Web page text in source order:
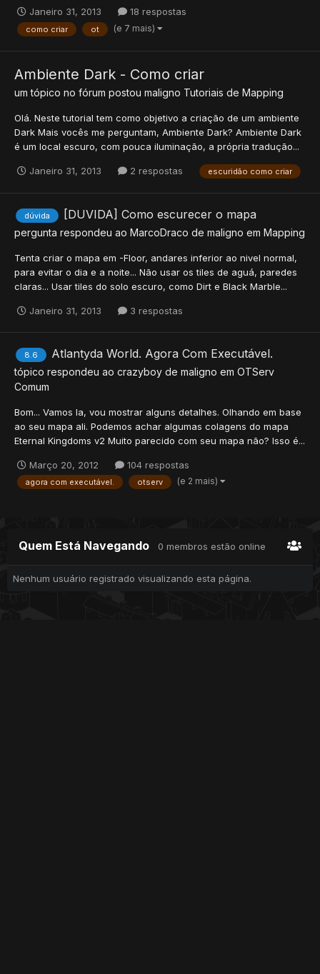
Janeiro 31, 2013 18 respostas
como criar ot (e 7 mais)
Ambiente Dark - Como criar
um tópico no fórum postou maligno Tutoriais de Mapping
Olá. Neste tutorial tem como objetivo a criação de um ambiente
Dark Mais vocês me perguntam, Ambiente Dark? Ambiente Dark
é um local escuro, com pouca iluminação, a própria tradução...
Janeiro 31, 2013 2 respostas escuridão como criar
dúvida [DUVIDA] Como escurecer o mapa
pergunta respondeu ao MarcoDraco de maligno em Mapping
Tenta criar o mapa em -Floor, andares inferior ao nivel normal,
para evitar o dia e a noite... Não usar os tiles de aguá, paredes
claras... Usar tiles do solo escuro, como Dirt e Black Marble...
Janeiro 31, 2013 3 respostas
8.6 Atlantyda World. Agora Com Executável.
tópico respondeu ao crazyboy de maligno em OTServ
Comum
Bom... Vamos la, vou mostrar alguns detalhes. Olhando em base
ao seu mapa ali. Podemos achar algumas colagens do mapa
Eternal Kingdoms v2 Muito parecido com seu mapa não? Isso é...
Março 20, 2012 104 respostas
agora com executável. otserv (e 2 mais)
Quem Está Navegando 0 membros estão online
Nenhum usuário registrado visualizando esta página.